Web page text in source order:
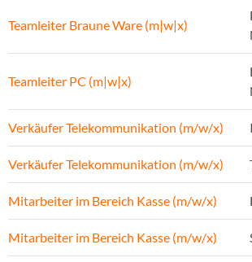
Teamleiter Braune Ware (m|w|x)
Teamleiter PC (m|w|x)
Verkäufer Telekommunikation (m/w/x)
Verkäufer Telekommunikation (m/w/x)
Mitarbeiter im Bereich Kasse (m/w/x)
Mitarbeiter im Bereich Kasse (m/w/x)